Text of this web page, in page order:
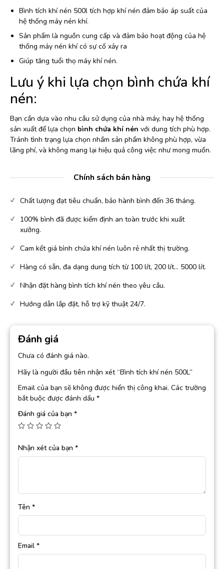
Bình tích khí nén 500l tích hợp khí nén đảm bảo áp suất của
hệ thống máy nén khí.
Sản phẩm là nguồn cung cấp và đảm bảo hoạt động của hệ
thống máy nén khí có sự cố xảy ra
Giúp tăng tuổi thọ máy khí nén.
Lưu ý khi lựa chọn bình chứa khí
nén:
Bạn cần dựa vào nhu cầu sử dụng của nhà máy, hay hệ thống
sản xuất để lựa chọn bình chứa khí nén với dung tích phù hợp.
Tránh tình trạng lựa chọn nhầm sản phẩm không phù hợp, vừa
lãng phí, và không mang lại hiệu quả công việc như mong muốn.
Chính sách bán hàng
Chất lượng đạt tiêu chuẩn, bảo hành bình đến 36 tháng.
100% bình đã được kiểm định an toàn trước khi xuất
xưởng.
Cam kết giá bình chứa khí nén luôn rẻ nhất thị trường.
Hàng có sẵn, đa dạng dung tích từ 100 lít, 200 lít… 5000 lít.
Nhận đặt hàng bình tích khí nén theo yêu cầu.
Hướng dẫn lắp đặt, hỗ trợ kỹ thuật 24/7.
Đánh giá
Chưa có đánh giá nào.
Hãy là người đầu tiên nhận xét “Bình tích khí nén 500L”
Email của bạn sẽ không được hiển thị công khai. Các trường
bắt buộc được đánh dấu *
Đánh giá của bạn *
Nhận xét của bạn *
Tên *
Email *